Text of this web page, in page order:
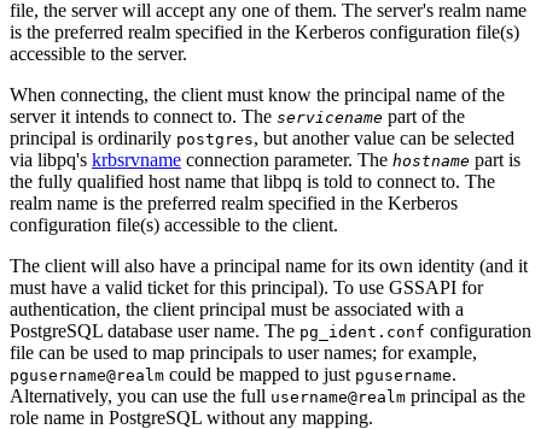
file, the server will accept any one of them. The server's realm name
is the preferred realm specified in the Kerberos configuration file(s)
accessible to the server.
When connecting, the client must know the principal name of the
server it intends to connect to. The servicename part of the
principal is ordinarily postgres, but another value can be selected
via libpq's krbsrvname connection parameter. The hostname part is
the fully qualified host name that libpq is told to connect to. The
realm name is the preferred realm specified in the Kerberos
configuration file(s) accessible to the client.
The client will also have a principal name for its own identity (and it
must have a valid ticket for this principal). To use GSSAPI for
authentication, the client principal must be associated with a
PostgreSQL database user name. The pg_ident.conf configuration
file can be used to map principals to user names; for example,
pgusername@realm could be mapped to just pgusername.
Alternatively, you can use the full username@realm principal as the
role name in PostgreSQL without any mapping.